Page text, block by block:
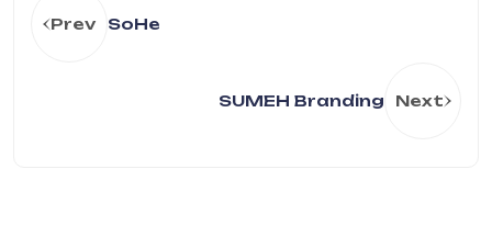
Prev SoHe
SUMEH Branding Next